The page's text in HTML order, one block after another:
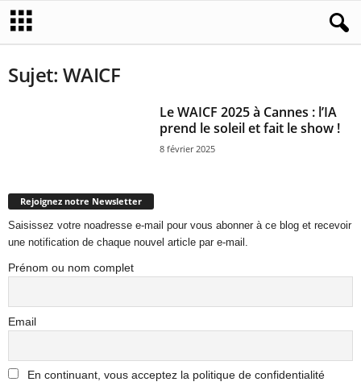
Sujet: WAICF
Le WAICF 2025 à Cannes : l’IA
prend le soleil et fait le show !
8 février 2025
Rejoignez notre Newsletter
Saisissez votre noadresse e-mail pour vous abonner à ce blog et recevoir
une notification de chaque nouvel article par e-mail.
Prénom ou nom complet
Email
En continuant, vous acceptez la politique de confidentialité